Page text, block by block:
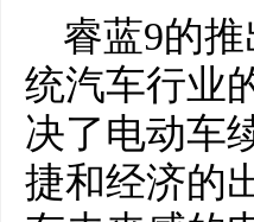
睿蓝9的
统汽车行业
决了电动车
捷和经济的